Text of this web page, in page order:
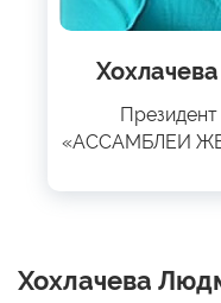
«АССАМБЛЕИ
Хохлачева